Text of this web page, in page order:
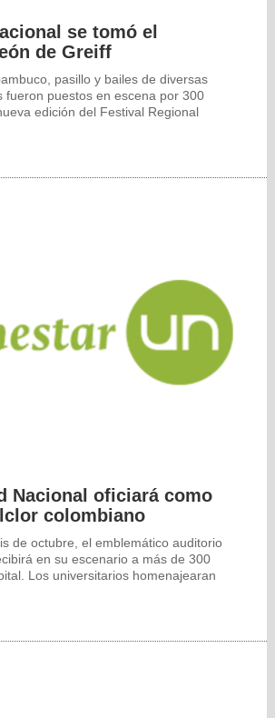
se tomó el
de Greiff
pasillo y bailes de diversas
fueron puestos en escena por 300
edición del Festival Regional
Nacional oficiará como
colombiano
de octubre, el emblemático auditorio
en su escenario a más de 300
Los universitarios homenajearan